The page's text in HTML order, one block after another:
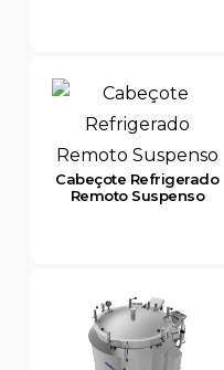
Cabeçote Refrigerado
Remoto Suspenso